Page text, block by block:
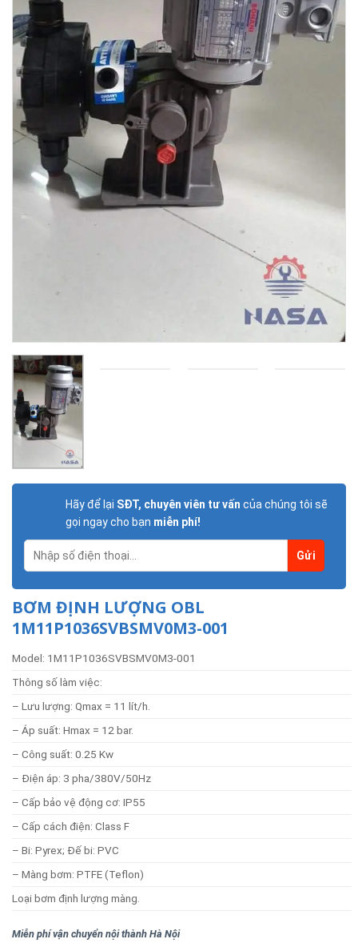
Hãy để lại SĐT, chuyên viên tư vấn của chúng tôi sẽ
gọi ngay cho bạn miễn phí!
BƠM ĐỊNH LƯỢNG OBL
1M11P1036SVBSMV0M3-001
Model: 1M11P1036SVBSMV0M3-001
Thông số làm việc:
– Lưu lượng: Qmax = 11 lít/h.
– Áp suất: Hmax = 12 bar.
– Công suất: 0.25 Kw
– Điện áp: 3 pha/380V/50Hz
– Cấp bảo vệ động cơ: IP55
– Cấp cách điện: Class F
– Bi: Pyrex; Đế bi: PVC
– Màng bơm: PTFE (Teflon)
Loại bơm định lượng màng.
Miễn phí vận chuyển nội thành Hà Nội